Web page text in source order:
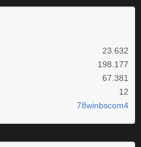
23.632
198.177
67.381
12
78winbscom4